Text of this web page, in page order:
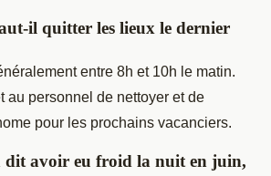
il quitter les lieux le dernier
entre 8h et 10h le matin.
au personnel de nettoyer et de
pour les prochains vacanciers.
dit avoir eu froid la nuit en juin,